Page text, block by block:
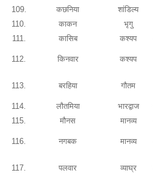
109.
कछनिया शांडिल्य
110.
काकन भृगु
111.
कासिब कश्यप
112. किनवार कश्यप
113. बरहिया गौतम
114. लौतमिया भारद्वाज
115.
मौनस मानव्य
116. नगबक मानव्य
117. पलवार व्याघ्र